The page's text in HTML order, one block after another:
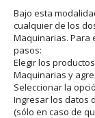
Bajo esta
cualquier de los
Maquinarias. Para
pasos:
Elegir los
Maquinarias y
Seleccionar la
Ingresar los datos
(sólo en caso de